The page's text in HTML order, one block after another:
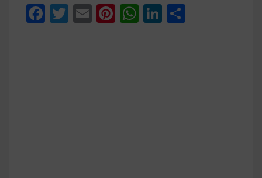
F T E Pi W Li